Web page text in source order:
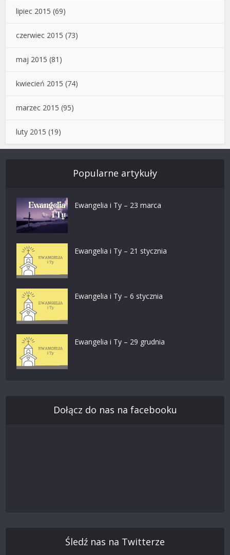
lipiec 2015 (69)
czerwiec 2015 (73)
maj 2015 (81)
kwiecień 2015 (74)
marzec 2015 (95)
luty 2015 (19)
Popularne artykuły
Ewangelia i Ty – 23 marca
Ewangelia i Ty – 21 stycznia
Ewangelia i Ty – 6 stycznia
Ewangelia i Ty – 29 grudnia
Dołącz do nas na facebooku
Śledź nas na Twitterze